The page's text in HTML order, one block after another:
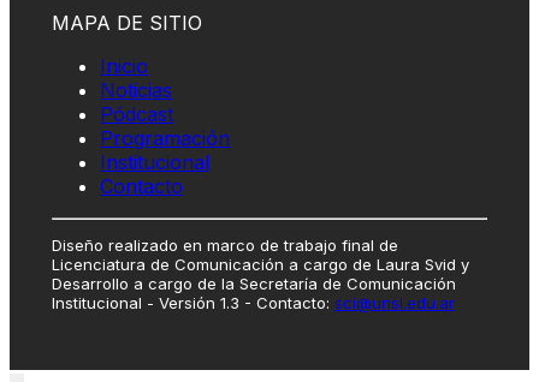
MAPA DE SITIO
Inicio
Noticias
Pódcast
Programación
Institucional
Contacto
Diseño realizado en marco de trabajo final de
Licenciatura de Comunicación a cargo de Laura Svid y
Desarrollo a cargo de la Secretaría de Comunicación
Institucional - Versión 1.3 - Contacto: sci@unsl.edu.ar